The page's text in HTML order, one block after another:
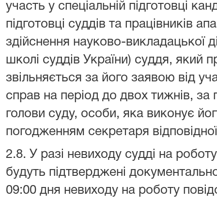
участь у спеціальній підготовці
підготовці суддів та працівників
здійснення науково-викладацької
школі суддів України) суддя, який
звільняється за його заявою від
справ на період до двох тижнів,
голови суду, особи, яка виконує
погодженням секретаря
2.8. У разі невиходу судді на
будуть підтверджені
09:00 дня невиходу на роботу